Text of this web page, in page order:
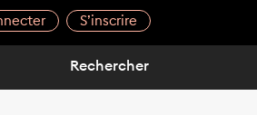
S’inscrire